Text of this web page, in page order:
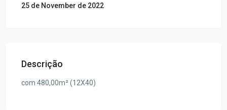
25 de November de 2022
Descrição
com 480,00m² (12X40)